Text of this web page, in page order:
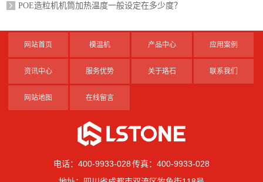
POE造粒机机筒加热温度一般设定在多少度？
网站首页 模温机 产品中心 应用案例
资讯中心 服务优势 关于珞石 联系我们
网站地图 在线留言
电话：400-9933-028 传真：400-9933-028